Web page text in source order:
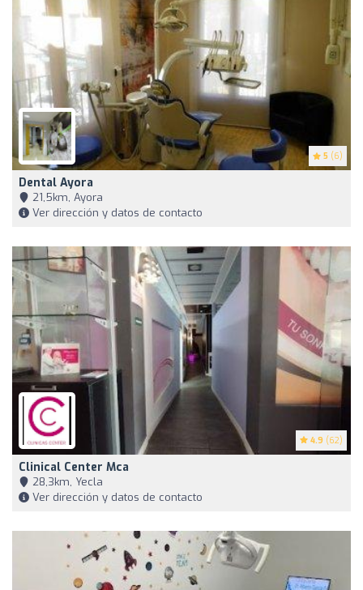
5 (6)
Dental Ayora
21,5km, Ayora
Ver dirección y datos de contacto
4.9 (62)
Clinical Center Mca
28,3km, Yecla
Ver dirección y datos de contacto